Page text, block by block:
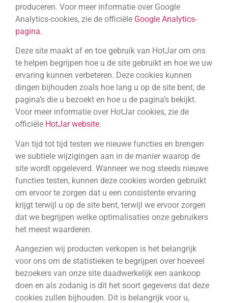
produceren. Voor meer informatie over Google
Analytics-cookies, zie de officiële Google Analytics-
pagina.
Deze site maakt af en toe gebruik van HotJar om ons
te helpen begrijpen hoe u de site gebruikt en hoe we uw
ervaring kunnen verbeteren. Deze cookies kunnen
dingen bijhouden zoals hoe lang u op de site bent, de
pagina’s die u bezoekt en hoe u de pagina’s bekijkt.
Voor meer informatie over HotJar cookies, zie de
officiële HotJar website.
Van tijd tot tijd testen we nieuwe functies en brengen
we subtiele wijzigingen aan in de manier waarop de
site wordt opgeleverd. Wanneer we nog steeds nieuwe
functies testen, kunnen deze cookies worden gebruikt
om ervoor te zorgen dat u een consistente ervaring
krijgt terwijl u op de site bent, terwijl we ervoor zorgen
dat we begrijpen welke optimalisaties onze gebruikers
het meest waarderen.
Aangezien wij producten verkopen is het belangrijk
voor ons om de statistieken te begrijpen over hoeveel
bezoekers van onze site daadwerkelijk een aankoop
doen en als zodanig is dit het soort gegevens dat deze
cookies zullen bijhouden. Dit is belangrijk voor u,